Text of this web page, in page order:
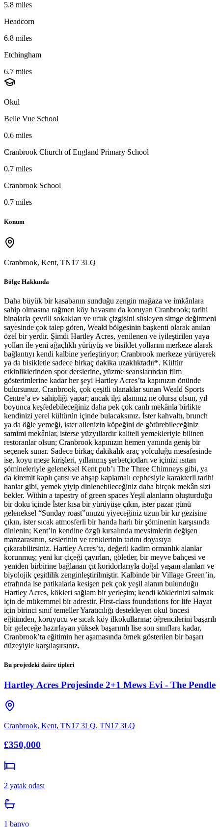
5.8 miles
Headcorn
6.8 miles
Etchingham
6.7 miles
Okul
Belle Vue School
0.6 miles
Cranbrook Church of England Primary School
0.7 miles
Cranbrook School
0.7 miles
Konum
Cranbrook, Kent, TN17 3LQ
Bölge Hakkında
Daha büyük bir kasabanın sunduğu zengin mağaza ve imkânlara
sahip olmasına rağmen köy havasını da koruyan Cranbrook; tarihi
binalarla çevrili sokakları ve ufuk çizgisini süsleyen simge değirmeni
sayesinde çok talep gören, Weald bölgesinin başkenti olarak anılan
özel bir yerdir. Şimdi Hartley Acres, yenilenen ve iyileştirilen yaya
yolları ile yeni ağaçlıklı yürüyüş ve bisiklet yollarını merkeze alarak
bağlantıyı kendi kalbine yerleştiriyor; Cranbrook merkeze yürüyerek
ya da bisikletle sadece birkaç dakika uzaklıktadır*. Kültür
etkinliklerinden spor derslerine, yüzme seanslarından film
gösterimlerine kadar her şeyi Hartley Acres’ta kapınızın önünde
bulursunuz. Cranbrook, çok çeşitli olanaklar sunan Weald Sports
Centre’a ev sahipliği yapar; ancak ilgi alanınız ne olursa olsun, yıl
boyunca keşfedebileceğiniz daha pek çok canlı mekânla birlikte
kendinizi yerel kültürün içinde bulacaksınız. İster kahvaltı, brunch
ya da öğle yemeği, ister ailenizin köpeğini de götürebileceğiniz
samimi mekânlar, isterse yüzyıllardır kaliteli yemekleriyle bilinen
restoranlar olsun; Cranbrook kapınızın hemen yanında geniş bir
seçenek sunar. Sadece birkaç dakikalık araç yolculuğu mesafesinde
ise, koyu meşe kirişleri, yıllanmış şerbetçiotları ve içinizi ısıtan
şömineleriyle geleneksel Kent pub’ı The Three Chimneys gibi, ya
da kiremit kaplı çatısı ve ahşap kaplamalı cephesiyle karakterli tarihi
hanlar gibi, yemek yiyip dinlenebileceğiniz daha birçok mekân sizi
bekler. Within a tapestry of green spaces Yeşil alanların oluşturduğu
bir doku içinde İster kısa bir yürüyüşe çıkın, ister pazar günü
geleneksel “Sunday roast”unuzu yiyeceğiniz uzun bir kır gezisine
çıkın, ister sıcak atmosferli bir handa harlı bir şöminenin karşısında
dinlenin; Kent’in kendine özgü kırsalında mevsimlerin değişen
manzarasının, seslerinin ve renklerinin tadını doyasıya
çıkarabilirsiniz. Hartley Acres’ta, değerli kadim ormanlık alanlar
korunmuş; yeni kır çiçeği çayırları, göletler, bir meyve bahçesi ve
yeniden birbirine bağlanan çit koridorlarıyla doğal yaşam alanları ve
biyolojik çeşitlilik zenginleştirilmiştir. Kalbinde bir Village Green’in,
etrafında ise patikalarla kesişen pek çok yeşil alanın bulunduğu
Hartley Acres, kökleri sağlam bir yerleşim; kendi köklerinizi salmak
için de mükemmel bir adrestir. First-class foundations for life Hayat
için birinci sınıf temeller Yaratıcılığı destekleyen okul öncesi
eğitimden, koruyucu ve sıcak köy ilkokullarına; öğrencilerini başarılı
bir geleceğe hazırlayan yüksek başarımlı lise son sınıflara kadar,
Cranbrook’ta eğitimin her aşamasında örnek gösterilen bir başarı
düzeyiyle karşılaşırsınız.
Bu projedeki daire tipleri
Hartley Acres Projesinde 2+1 Mews Evi - The Pendle
Cranbrook, Kent, TN17 3LQ, TN17 3LQ
£350,000
2 yatak odası
1 banyo